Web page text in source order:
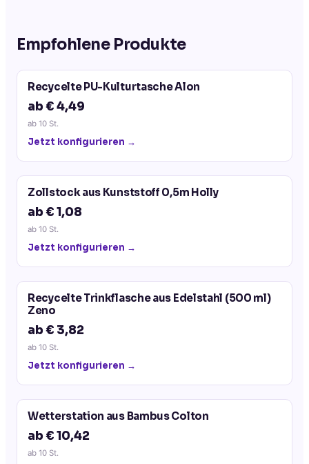
Empfohlene Produkte
Recycelte PU-Kulturtasche Alon
ab € 4,49
ab 10 St.
Jetzt konfigurieren →
Zollstock aus Kunststoff 0,5m Holly
ab € 1,08
ab 10 St.
Jetzt konfigurieren →
Recycelte Trinkflasche aus Edelstahl (500 ml)
Zeno
ab € 3,82
ab 10 St.
Jetzt konfigurieren →
Wetterstation aus Bambus Colton
ab € 10,42
ab 10 St.